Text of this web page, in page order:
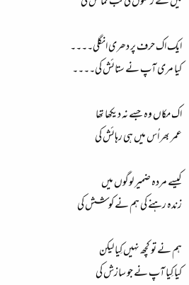
ایک اک حرف پر دھری انگلی۔۔۔۔
کیا مری آپ نے ستائش کی۔۔۔۔
اک مکاں وہ جسے نہ دیکھا تھا
عمر بھر اُس میں ہی رہائش کی
کیسے مردہ ضمیر لوگوں میں
زندہ رہنے کی ہم نے کوشش کی
ہم نے تو کچھ نہیں کِیا لیکن
کیا کِیا آپ نے جو سازش کی